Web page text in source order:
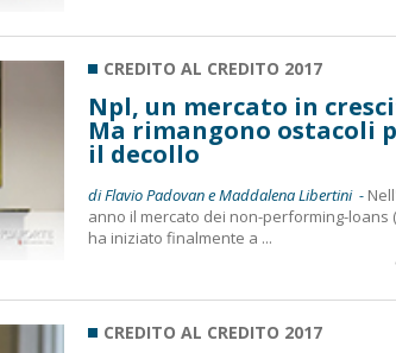
CREDITO AL CREDITO 2017
Npl, un mercato in
Ma rimangono ostacoli
il decollo
di Flavio Padovan e Maddalena Libertini -
anno il mercato dei non-performing-loans
ha iniziato finalmente a ...
CREDITO AL CREDITO 2017